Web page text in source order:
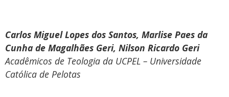
Carlos Miguel Lopes dos Santos, Marlise Paes da
Cunha de Magalhães Geri, Nilson Ricardo Geri
Acadêmicos de Teologia da UCPEL – Universidade
Católica de Pelotas